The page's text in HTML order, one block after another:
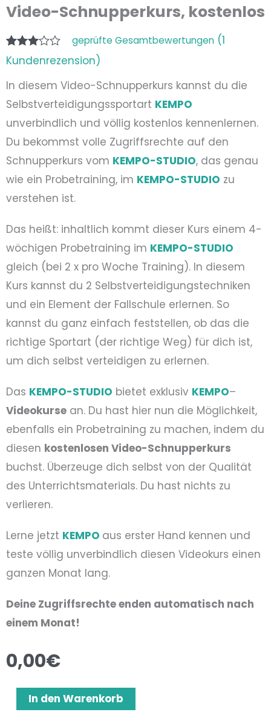
Video-Schnupperkurs, kostenlos
Bewertet
mit
von 5,
auf
1
Kundenbewertung
geprüfte Gesamtbewertungen (1
Kundenrezension)
In diesem Video-Schnupperkurs kannst du die
Selbstverteidigungssportart KEMPO
unverbindlich und völlig kostenlos kennenlernen.
Du bekommst volle Zugriffsrechte auf den
Schnupperkurs vom KEMPO-STUDIO, das genau
wie ein Probetraining, im KEMPO-STUDIO zu
verstehen ist.
Das heißt: inhaltlich kommt dieser Kurs einem 4-
wöchigen Probetraining im KEMPO-STUDIO
gleich (bei 2 x pro Woche Training). In diesem
Kurs kannst du 2 Selbstverteidigungstechniken
und ein Element der Fallschule erlernen. So
kannst du ganz einfach feststellen, ob das die
richtige Sportart (der richtige Weg) für dich ist,
um dich selbst verteidigen zu erlernen.
Das KEMPO-STUDIO bietet exklusiv KEMPO–
Videokurse an. Du hast hier nun die Möglichkeit,
ebenfalls ein Probetraining zu machen, indem du
diesen kostenlosen Video-Schnupperkurs
buchst. Überzeuge dich selbst von der Qualität
des Unterrichtsmaterials. Du hast nichts zu
verlieren.
Lerne jetzt KEMPO aus erster Hand kennen und
teste völlig unverbindlich diesen Videokurs einen
ganzen Monat lang.
Deine Zugriffsrechte enden automatisch nach
einem Monat!
0,00€
Video-
Schnupperkurs,
In den Warenkorb